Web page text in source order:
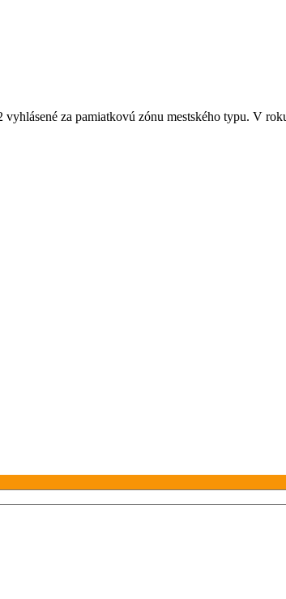
za pamiatkovú zónu mestského typu. V